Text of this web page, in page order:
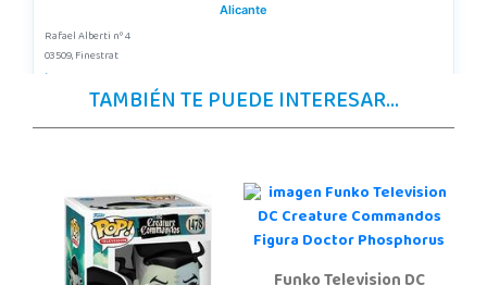
Alicante
Rafael Alberti nº 4
03509, Finestrat
Localizar Tienda
TAMBIÉN TE PUEDE INTERESAR...